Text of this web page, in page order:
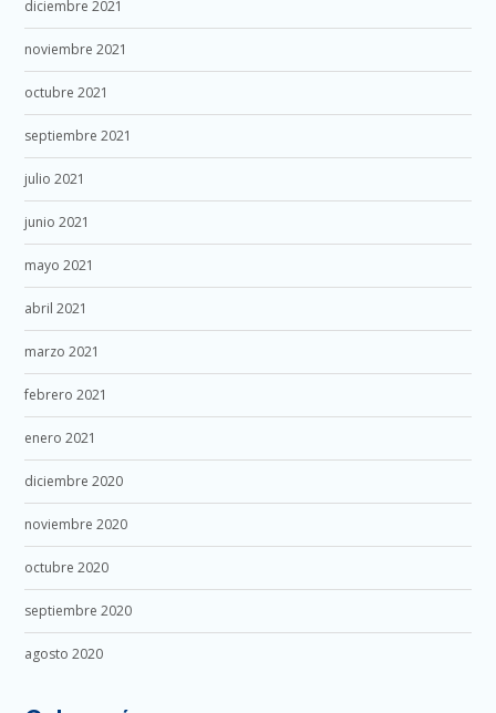
diciembre 2021
noviembre 2021
octubre 2021
septiembre 2021
julio 2021
junio 2021
mayo 2021
abril 2021
marzo 2021
febrero 2021
enero 2021
diciembre 2020
noviembre 2020
octubre 2020
septiembre 2020
agosto 2020